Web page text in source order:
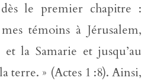
le premier chapitre :
témoins à Jérusalem,
et la Samarie et jusqu’au
terre. » (Actes 1 :8). Ainsi,